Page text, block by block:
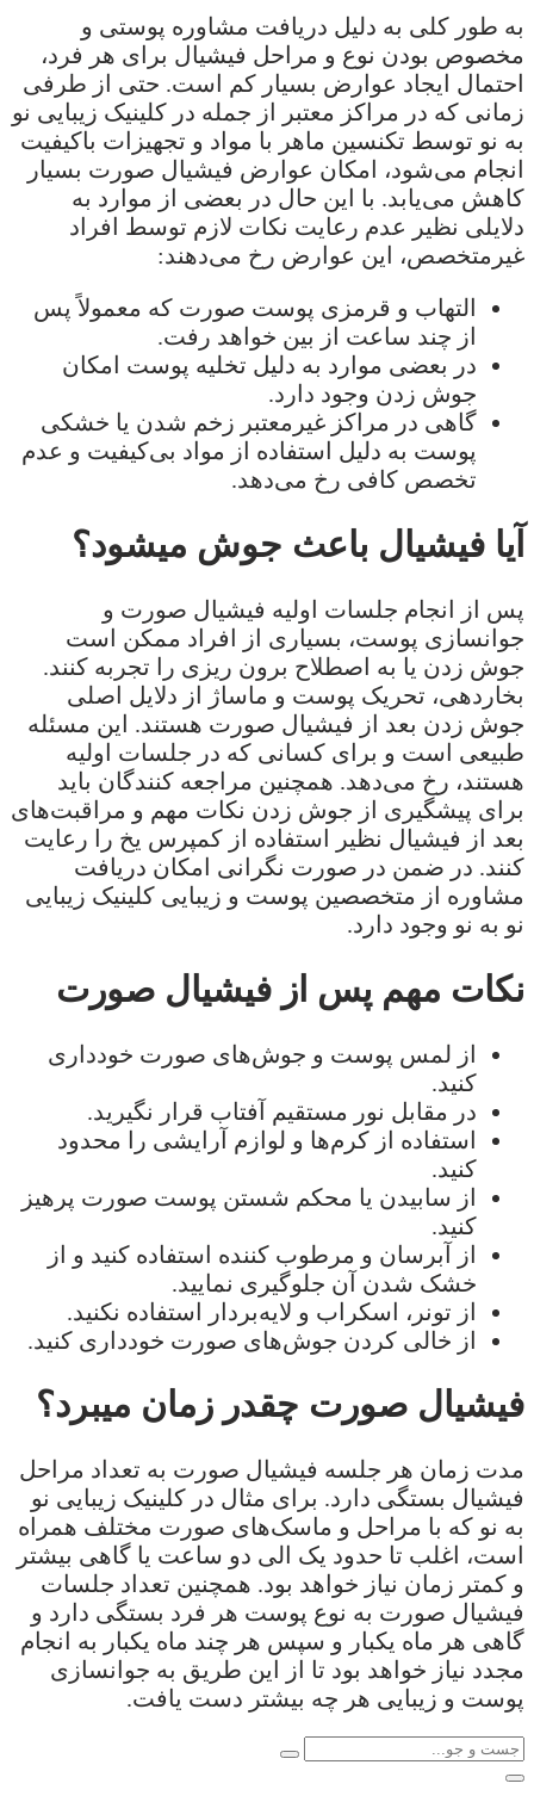
به طور کلی به دلیل دریافت مشاوره پوستی و
مخصوص بودن نوع و مراحل فیشیال برای هر فرد،
احتمال ایجاد عوارض بسیار کم است. حتی از طرفی
زمانی که در مراکز معتبر از جمله در کلینیک زیبایی نو
به نو توسط تکنسین ماهر با مواد و تجهیزات باکیفیت
انجام می‌شود، امکان عوارض فیشیال صورت بسیار
کاهش می‌یابد. با این حال در بعضی از موارد به
دلایلی نظیر عدم رعایت نکات لازم توسط افراد
غیرمتخصص، این عوارض رخ می‌دهند:
التهاب و قرمزی پوست صورت که معمولاً پس
از چند ساعت از بین خواهد رفت.
در بعضی موارد به دلیل تخلیه پوست امکان
جوش زدن وجود دارد.
گاهی در مراکز غیرمعتبر زخم شدن یا خشکی
پوست به دلیل استفاده از مواد بی‌کیفیت و عدم
تخصص کافی رخ می‌دهد.
آیا فیشیال باعث جوش میشود؟
پس از انجام جلسات اولیه فیشیال صورت و
جوانسازی پوست، بسیاری از افراد ممکن است
جوش زدن یا به اصطلاح برون ریزی را تجربه کنند.
بخاردهی، تحریک پوست و ماساژ از دلایل اصلی
جوش زدن بعد از فیشیال صورت هستند. این مسئله
طبیعی است و برای کسانی که در جلسات اولیه
هستند، رخ می‌دهد. همچنین مراجعه کنندگان باید
برای پیشگیری از جوش زدن نکات مهم و مراقبت‌های
بعد از فیشیال نظیر استفاده از کمپرس یخ را رعایت
کنند. در ضمن در صورت نگرانی امکان دریافت
مشاوره از متخصصین پوست و زیبایی کلینیک زیبایی
نو به نو وجود دارد.
نکات مهم پس از فیشیال صورت
از لمس پوست و جوش‌های صورت خودداری
کنید.
در مقابل نور مستقیم آفتاب قرار نگیرید.
استفاده از کرم‌ها و لوازم آرایشی را محدود
کنید.
از سابیدن یا محکم شستن پوست صورت پرهیز
کنید.
از آبرسان و مرطوب کننده استفاده کنید و از
خشک شدن آن جلوگیری نمایید.
از تونر، اسکراب و لایه‌بردار استفاده نکنید.
از خالی کردن جوش‌های صورت خودداری کنید.
فیشیال صورت چقدر زمان میبرد؟
مدت زمان هر جلسه فیشیال صورت به تعداد مراحل
فیشیال بستگی دارد. برای مثال در کلینیک زیبایی نو
به نو که با مراحل و ماسک‌های صورت مختلف همراه
است، اغلب تا حدود یک الی دو ساعت یا گاهی بیشتر
و کمتر زمان نیاز خواهد بود. همچنین تعداد جلسات
فیشیال صورت به نوع پوست هر فرد بستگی دارد و
گاهی هر ماه یکبار و سپس هر چند ماه یکبار به انجام
مجدد نیاز خواهد بود تا از این طریق به جوانسازی
پوست و زیبایی هر چه بیشتر دست یافت.